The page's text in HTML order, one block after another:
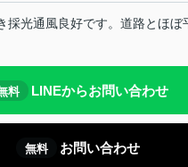
採光通風良好です。道路とほぼ
料 LINEからお問い合わせ
無料 お問い合わせ